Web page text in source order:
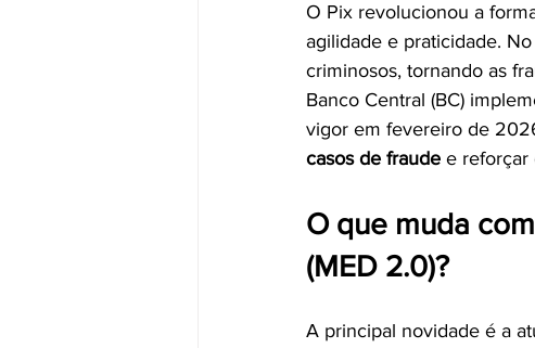
O Pix revolucionou a
agilidade e praticidade.
criminosos, tornando as
Banco Central (BC)
vigor em fevereiro de
casos de fraude e reforçar
O que muda
(MED 2.0)?
A principal novidade é a